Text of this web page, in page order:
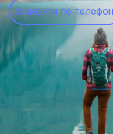
Замовити по